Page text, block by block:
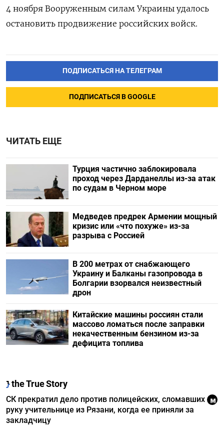
4 ноября Вооруженным силам Украины удалось
остановить продвижение российских войск.
ПОДПИСАТЬСЯ НА ТЕЛЕГРАМ
ПОДПИСАТЬСЯ В GOOGLE
ЧИТАТЬ ЕЩЕ
Турция частично заблокировала
проход через Дарданеллы из-за атак
по судам в Черном море
Медведев предрек Армении мощный
кризис или «что похуже» из-за
разрыва с Россией
В 200 метрах от снабжающего
Украину и Балканы газопровода в
Болгарии взорвался неизвестный
дрон
Китайские машины россиян стали
массово ломаться после заправки
некачественным бензином из-за
дефицита топлива